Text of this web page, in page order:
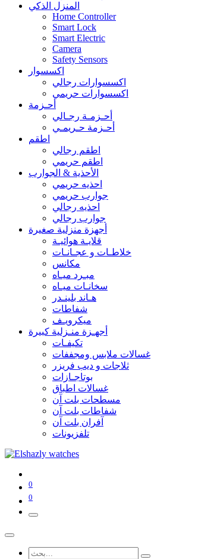
المنزل الذكي
Home Controller
Smart Lock
Smart Electric
Camera
Safety Sensors
اكسسوار
اكسسوارات رجالي
اكسسوارات حريمي
أحـزمة
أحـزمـة رجـالي
أحـزمة حـريمـي
اطقم
اطقم رجالي
اطقم حريمي
الأحذية & الجوارب
احذيه حريمي
جوارب حريمي
احذيه رجالي
جوارب رجالي
أجهزة منزلية صغيرة
قلايـة هوائيـة
خلاطـات و عجـانـات
مكانس
مبـرد ميـاه
سخانـات ميـاه
هـاند بلينـدر
شفاطات
ميكرويـف
أجهـزة منـزلية كبيرة
تكيفـات
غسالات ملابس ومجففات
ثلاجات و ديب فريزر
بوتاجـازات
غسالات اطباق
مسطحات بلت آن
شفاطات بلت آن
آفران بلت آن
تلفزيونات
0
0